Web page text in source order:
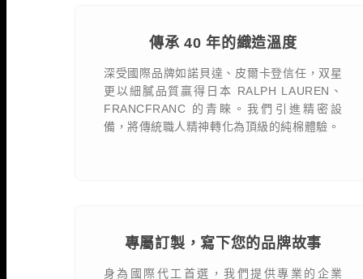
傳承 40 年的織造溫度
深受國際品牌如諾貝達、皮爾卡登信任，双星
更以細膩品質贏得日本 RALPH LAUREN、
FRANCFRANC 的青睞。我們引進精密設
備，將傳統職人精神轉化為頂級的純棉體驗。
專屬訂製，寫下您的品牌故事
身為國際代工首選，我們提供專業的企業